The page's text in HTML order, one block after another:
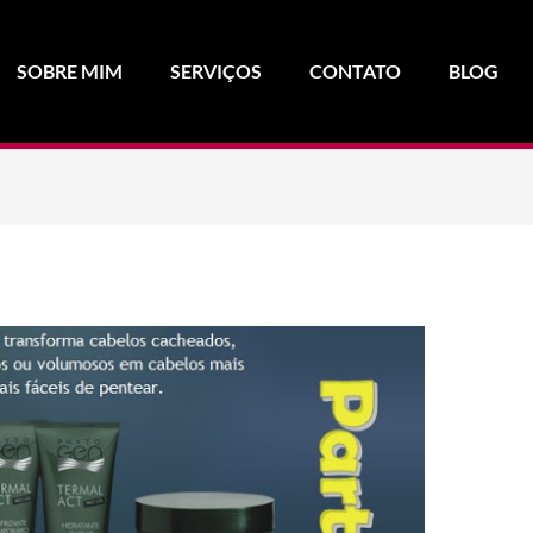
SOBRE MIM SERVIÇOS CONTATO BLOG